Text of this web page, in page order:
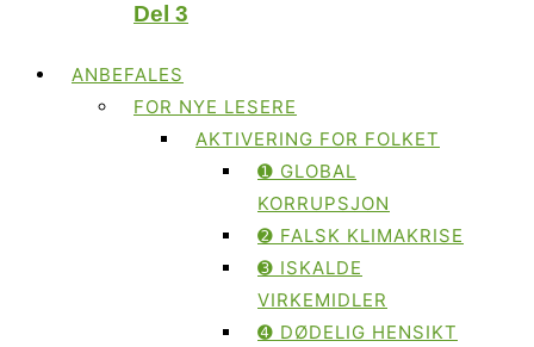
Del 3
ANBEFALES
FOR NYE LESERE
AKTIVERING FOR FOLKET
➊ GLOBAL
KORRUPSJON
➋ FALSK KLIMAKRISE
➌ ISKALDE
VIRKEMIDLER
➍ DØDELIG HENSIKT